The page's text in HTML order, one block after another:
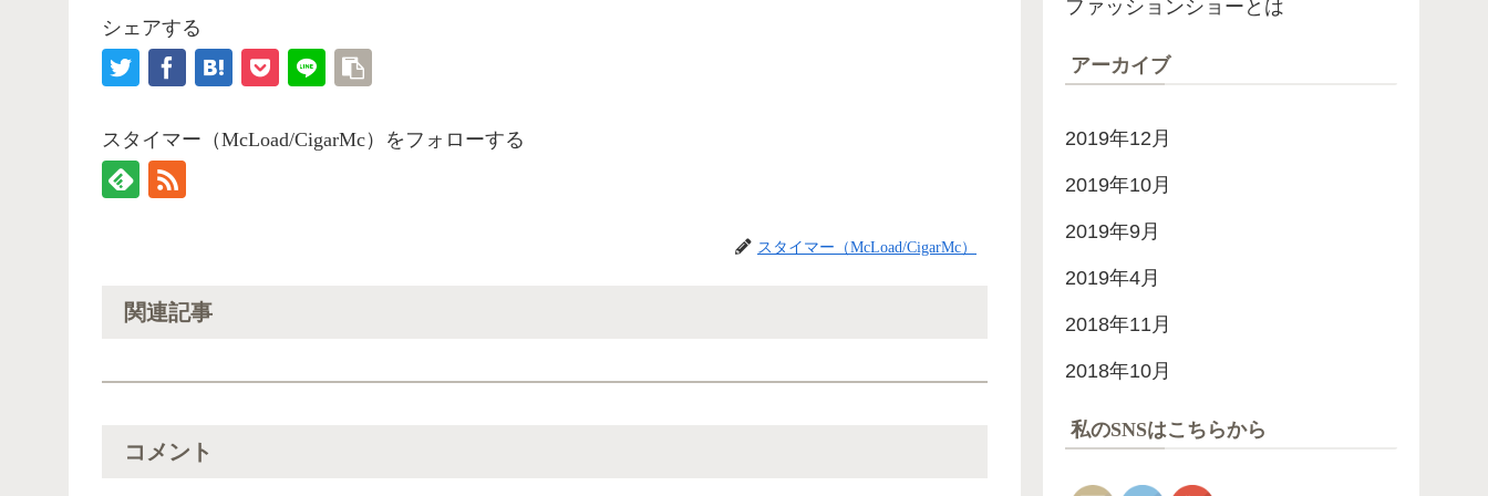
シェアする
スタイマー（McLoad/CigarMc）をフォローする
スタイマー（McLoad/CigarMc）
関連記事
コメント
ファッションショーとは
アーカイブ
2019年12月
2019年10月
2019年9月
2019年4月
2018年11月
2018年10月
私のSNSはこちらから